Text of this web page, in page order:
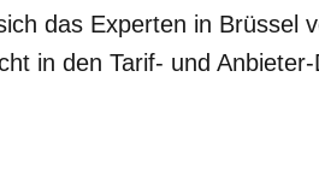
das Experten in Brüssel
in den Tarif- und